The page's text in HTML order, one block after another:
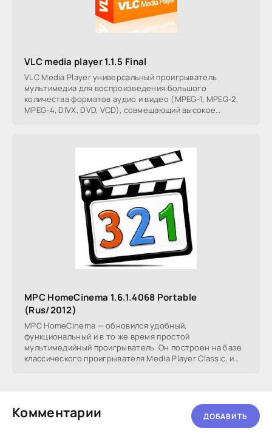
VLC media player 1.1.5 Final
VLC Media Player универсальный проигрыватель
мультимедиа для воспроизведения большого
количества форматов аудио и видео (MPEG-1, MPEG-2,
MPEG-4, DIVX, DVD, VCD), совмещающий высокое
MPC HomeCinema 1.6.1.4068 Portable
(Rus/2012)
MPC HomeCinema — обновился удобный,
функциональный и в то же время простой
мультимедийный проигрыватель. Он построен на базе
классического проигрывателя Media Player Classic, и
Комментарии ДОБАВИТЬ